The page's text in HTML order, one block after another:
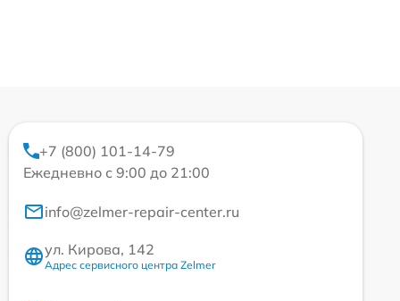
+7 (800) 101-14-79
Ежедневно с 9:00 до 21:00
info@zelmer-repair-center.ru
ул. Кирова, 142
Адрес сервисного центра Zelmer